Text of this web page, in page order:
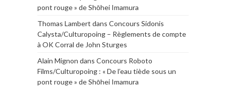
pont rouge » de Shōhei Imamura
Thomas Lambert dans Concours Sidonis
Calysta/Culturopoing – Règlements de compte
à OK Corral de John Sturges
Alain Mignon dans Concours Roboto
Films/Culturopoing : « De l’eau tiède sous un
pont rouge » de Shōhei Imamura